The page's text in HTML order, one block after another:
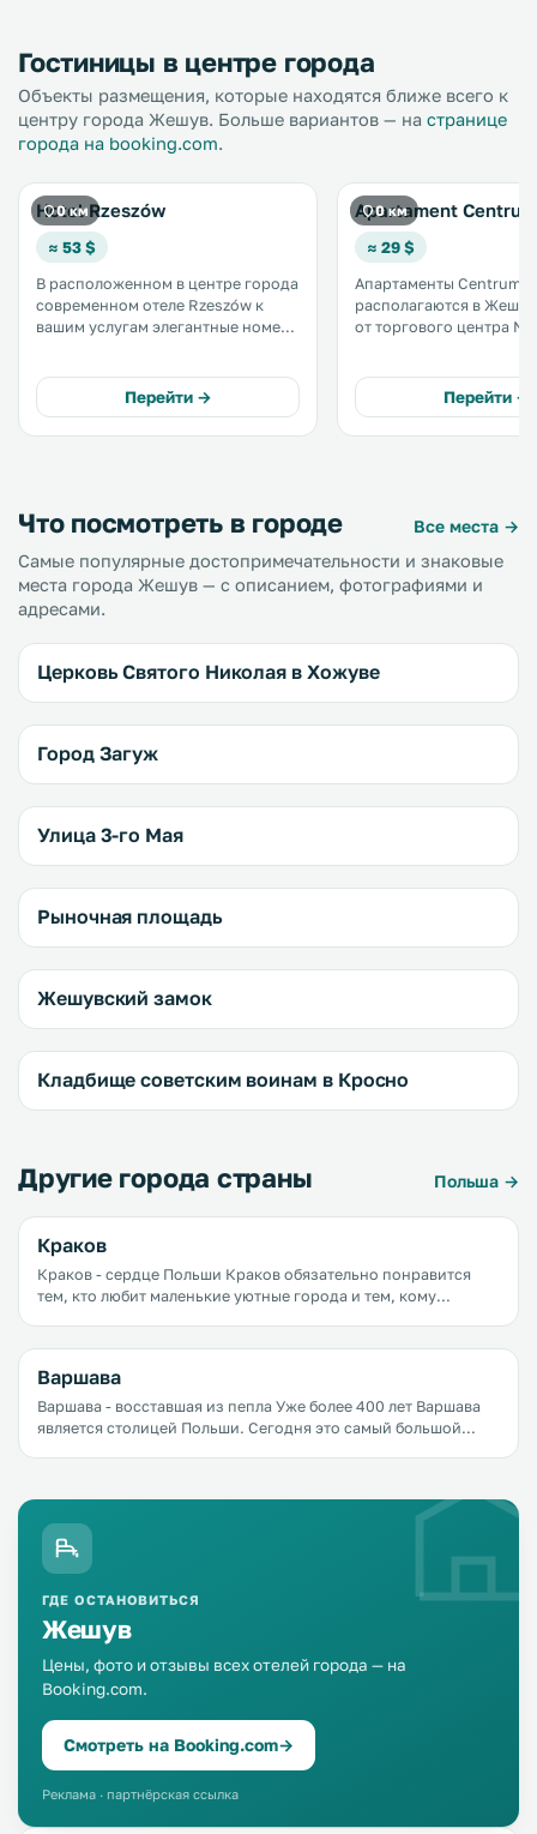
Гостиницы в центре города
Объекты размещения, которые находятся ближе всего к
центру города Жешув. Больше вариантов — на странице
города на booking.com.
0 км
Hotel Rzeszów
≈ 53 $
В расположенном в центре города
современном отеле Rzeszów к
вашим услугам элегантные номера
вокзалы Жешува находятся в 650
метрах от отеля. .
Перейти →
0 км
Apartament Centrum
≈ 29 $
Апартаменты Centrum
располагаются в
от торгового центра
апартаментах
размещение с
животными. Гости апартаментов
Перейти →
Что посмотреть в городе
Все места →
Самые популярные достопримечательности и знаковые
места города Жешув — с описанием, фотографиями и
адресами.
Церковь Святого Николая в Хожуве
Город Загуж
Улица 3-го Мая
Рыночная площадь
Жешувский замок
Кладбище советским воинам в Кросно
Другие города страны Польша →
Краков
Краков - сердце Польши Краков обязательно понравится
тем, кто любит маленькие уютные города и тем, кому
Варшава
Варшава - восставшая из пепла Уже более 400 лет Варшава
является столицей Польши. Сегодня это самый большой
ГДЕ ОСТАНОВИТЬСЯ
Жешув
Цены, фото и отзывы всех отелей города — на
Booking.com.
Смотреть на Booking.com→
Реклама · партнёрская ссылка